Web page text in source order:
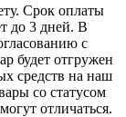
Срок оплаты
до 3 дней. В
с
будет отгружен
средств на наш
со статусом
отличаться.